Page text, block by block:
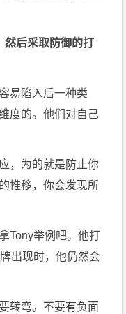
然后采取防御的打
易陷入后一种类
度的。他们对自己
，为的就是防止你
推移，你会发现所
Tony举例吧。他打
出现时，他仍然会
转弯。不要有负面